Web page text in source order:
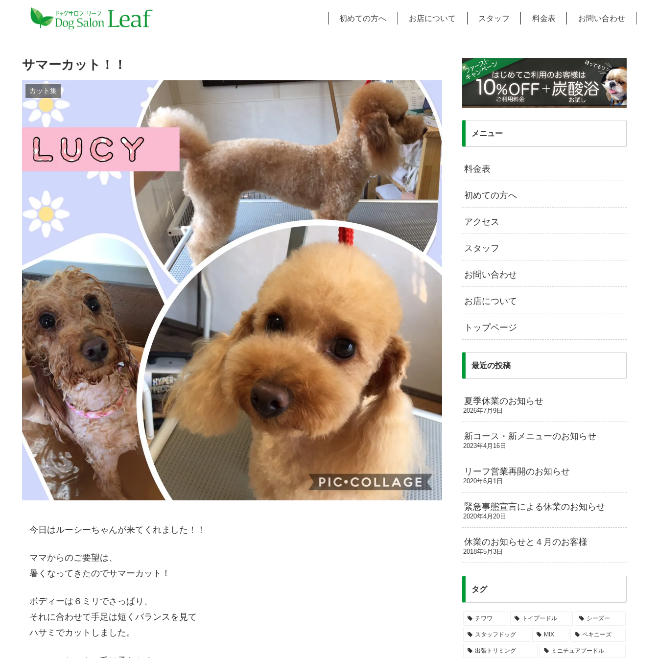
初めての方へ お店について スタッフ 料金表 お問い合わせ
サマーカット！！
カット集
今日はルーシーちゃんが来てくれました！！
ママからのご要望は、
暑くなってきたのでサマーカット！
ボディーは６ミリでさっぱり、
それに合わせて手足は短くバランスを見て
ハサミでカットしました。
メニュー
料金表
初めての方へ
アクセス
スタッフ
お問い合わせ
お店について
トップページ
最近の投稿
夏季休業のお知らせ
2026年7月9日
新コース・新メニューのお知らせ
2023年4月16日
リーフ営業再開のお知らせ
2020年6月1日
緊急事態宣言による休業のお知らせ
2020年4月20日
休業のお知らせと４月のお客様
2018年5月3日
タグ
チワワ トイプードル シーズー
スタッフドッグ MIX ペキニーズ
出張トリミング ミニチュアプードル